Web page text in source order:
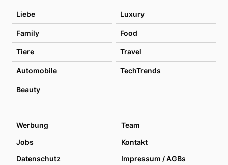
Liebe Luxury
Family Food
Tiere Travel
Automobile TechTrends
Beauty
Werbung
Team
Jobs
Kontakt
Datenschutz
Impressum / AGBs